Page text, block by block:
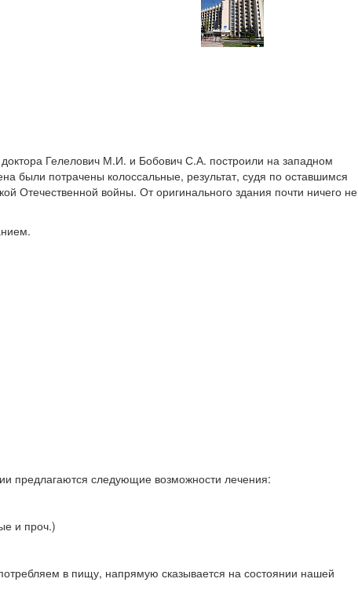
Гелелович М.И. и Бобович С.А. построили на западном
были потрачены колоссальные, результат, судя по оставшимся
войны. От оригинального здания почти ничего не
предлагаются следующие возможности лечения:
и проч.)
в пищу, напрямую сказывается на состоянии нашей